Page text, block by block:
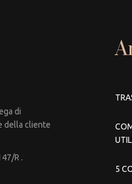
di
della cliente
R .
5